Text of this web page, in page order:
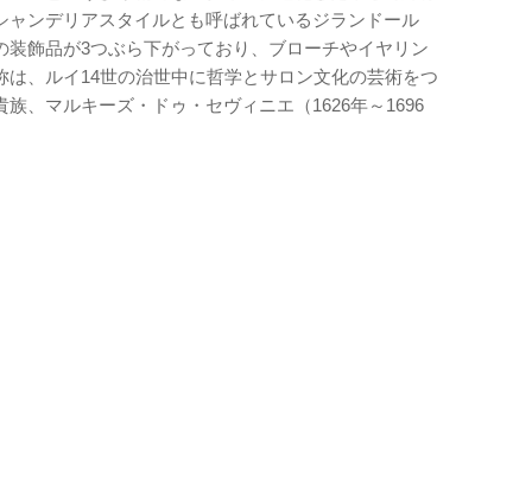
ンデリアスタイルとも呼ばれているジランドール
飾品が3つぶら下がっており、ブローチやイヤリン
、ルイ14世の治世中に哲学とサロン文化の芸術をつ
、マルキーズ・ドゥ・セヴィニエ（1626年～1696